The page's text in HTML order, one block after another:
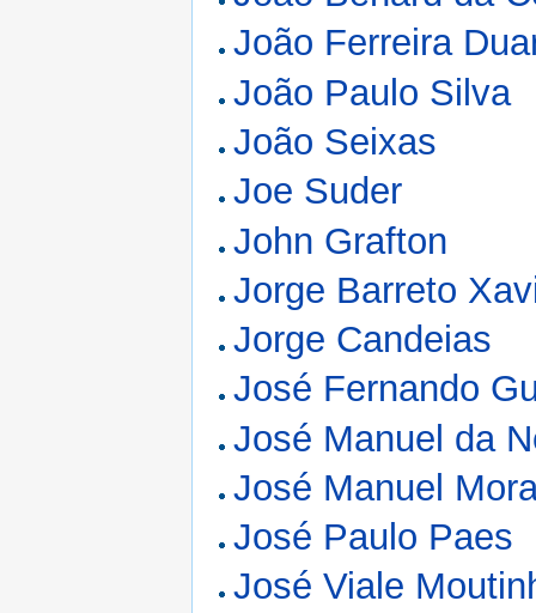
João Ferreira
João Paulo Silva
João Seixas
Joe Suder
John Grafton
Jorge Barreto
Jorge Candeias
José Fernando
José Manuel da
José Manuel
José Paulo Paes
José Viale